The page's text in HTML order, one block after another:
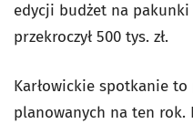
edycji budżet na
przekroczył 500 tys. zł.
Karłowickie spotkanie to
planowanych na ten rok.